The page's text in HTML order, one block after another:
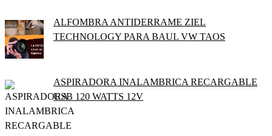
ALFOMBRA ANTIDERRAME ZIEL
TECHNOLOGY PARA BAUL VW TAOS
ASPIRADORA INALAMBRICA RECARGABLE
USB 120 WATTS 12V